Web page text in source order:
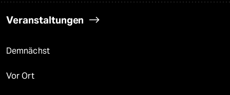
Veranstaltungen
Demnächst
Vor Ort